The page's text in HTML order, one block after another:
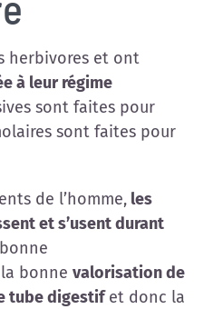
herbivores et ont
à leur régime
sont faites pour
sont faites pour
de l’homme, les
et s’usent durant
bonnevalorisation de
tube digestifet donc la